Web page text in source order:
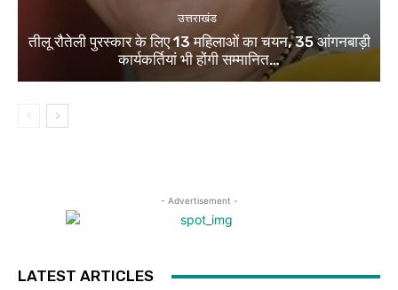
उत्तराखंड
तीलू रौतेली पुरस्कार के लिए 13 महिलाओं का चयन, 35 आंगनबाड़ी
कार्यकर्तियां भी होंगी सम्मानित…
- Advertisement -
LATEST ARTICLES